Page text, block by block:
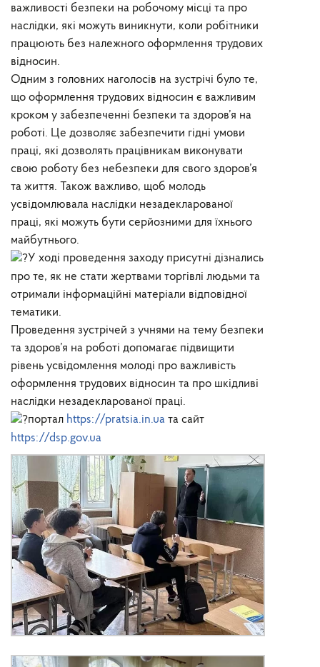
важливості безпеки на робочому місці та про
наслідки, які можуть виникнути, коли робітники
працюють без належного оформлення трудових
відносин.
Одним з головних наголосів на зустрічі було те,
що оформлення трудових відносин є важливим
кроком у забезпеченні безпеки та здоров’я на
роботі. Це дозволяє забезпечити гідні умови
праці, які дозволять працівникам виконувати
свою роботу без небезпеки для свого здоров’я
та життя. Також важливо, щоб молодь
усвідомлювала наслідки незадекларованої
праці, які можуть бути серйозними для їхнього
майбутнього.
У ході проведення заходу присутні дізнались
про те, як не стати жертвами торгівлі людьми та
отримали інформаційні матеріали відповідної
тематики.
Проведення зустрічей з учнями на тему безпеки
та здоров’я на роботі допомагає підвищити
рівень усвідомлення молоді про важливість
оформлення трудових відносин та про шкідливі
наслідки незадекларованої праці.
портал https://pratsia.in.ua та сайт
https://dsp.gov.ua